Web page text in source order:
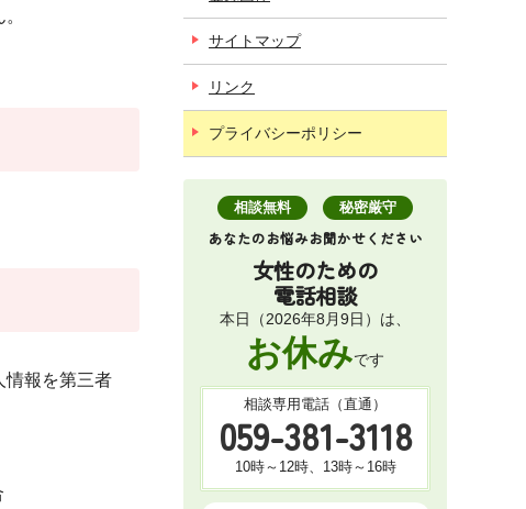
情報を第三者
サイトマップ
リンク
プライバシーポリシー
女性のための
電話相談
相談無料 秘密厳守
あなたのお悩みお聞かせください
本日（2026年8月9日）は、
お休みです
相談専用電話（直通）
059-381-3118
10時～12時、13時～16時